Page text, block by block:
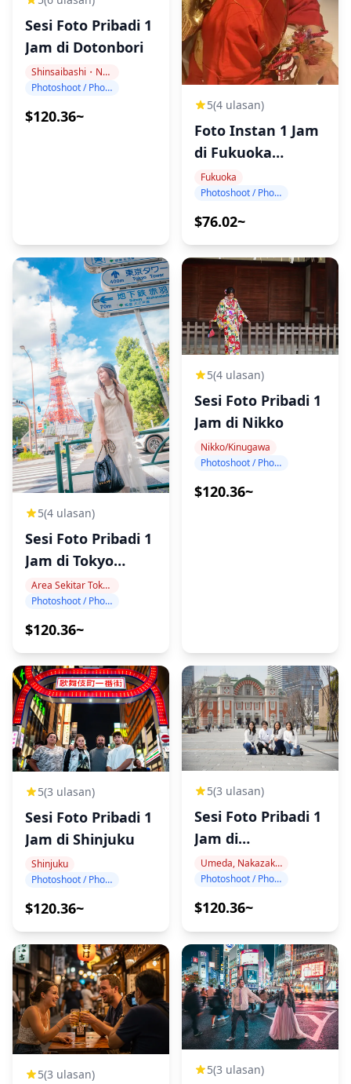
Sesi Foto Pribadi 1
Jam di Dotonbori
Shinsaibashi・Namba
Photoshoot / Photo tour
$120.36~
5(4 ulasan)
Foto Instan 1 Jam
di Fukuoka
dengan
Smartphone!
Fukuoka
Photoshoot / Photo tour
$76.02~
5(4 ulasan)
Sesi Foto Pribadi 1
Jam di Tokyo
Tower
Area Sekitar Tokyo Tower
Photoshoot / Photo tour
$120.36~
5(4 ulasan)
Sesi Foto Pribadi 1
Jam di Nikko
Nikko/Kinugawa
Photoshoot / Photo tour
$120.36~
5(3 ulasan)
Sesi Foto Pribadi 1
Jam di Shinjuku
Shinjuku
Photoshoot / Photo tour
$120.36~
5(3 ulasan)
Sesi Foto Pribadi 1
Jam di
Nakanoshima
Umeda, Nakazakicho, Nakanoshima
Photoshoot / Photo tour
$120.36~
5(3 ulasan) 5(3 ulasan)